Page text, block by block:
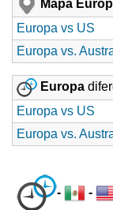
Mapa
Europa vs US
Europa vs.
Europa
Europa vs US
Europa vs.
- -